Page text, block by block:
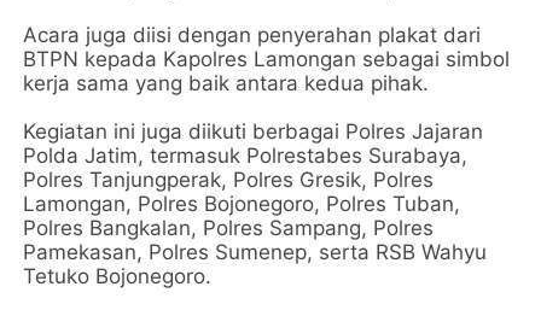
Acara juga diisi dengan penyerahan plakat dari
BTPN kepada Kapolres Lamongan sebagai simbol
kerja sama yang baik antara kedua pihak.
Kegiatan ini juga diikuti berbagai Polres Jajaran
Polda Jatim, termasuk Polrestabes Surabaya,
Polres Tanjungperak, Polres Gresik, Polres
Lamongan, Polres Bojonegoro, Polres Tuban,
Polres Bangkalan, Polres Sampang, Polres
Pamekasan, Polres Sumenep, serta RSB Wahyu
Tetuko Bojonegoro.